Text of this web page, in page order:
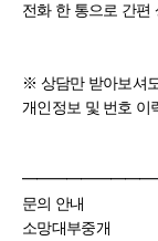
전화 한 통으로 간편
※ 상담만 받아보셔
개인정보 및 번호 이
문의 안내
소망대부중개